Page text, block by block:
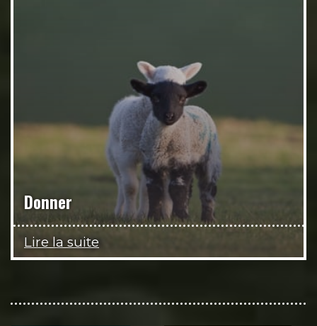
Donner
Lire la suite